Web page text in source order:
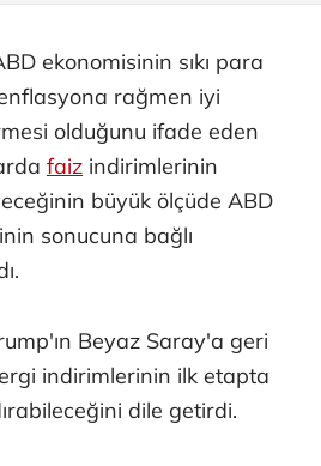
ekonomisinin sıkı para
rağmen iyi
olduğunu ifade eden
faiz indirimlerinin
büyük ölçüde ABD
sonucuna bağlı
Beyaz Saray'a geri
indirimlerinin ilk etapta
dile getirdi.